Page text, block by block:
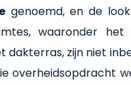
genoemd, en de
waaronder het
dakterras, zijn niet
overheidsopdracht